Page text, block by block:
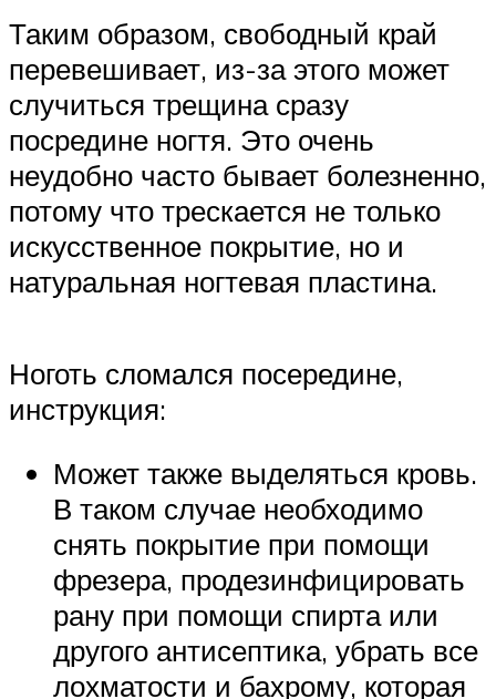
Таким образом, свободный край
перевешивает, из-за этого может
случиться трещина сразу
посредине ногтя. Это очень
неудобно часто бывает болезненно,
потому что трескается не только
искусственное покрытие, но и
натуральная ногтевая пластина.
Ноготь сломался посередине,
инструкция:
Может также выделяться кровь.
В таком случае необходимо
снять покрытие при помощи
фрезера, продезинфицировать
рану при помощи спирта или
другого антисептика, убрать все
лохматости и бахрому, которая